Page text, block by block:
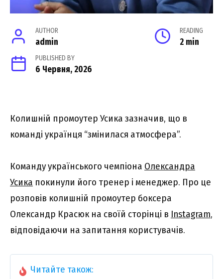
AUTHOR
admin
READING
2 min
PUBLISHED BY
6 Червня, 2026
Колишній промоутер Усика зазначив, що в
команді українця “змінилася атмосфера”.
Команду українського чемпіона Олександра
Усика покинули його тренер і менеджер. Про це
розповів колишній промоутер боксера
Олександр Красюк на своїй сторінці в Instagram,
відповідаючи на запитання користувачів.
Читайте також: